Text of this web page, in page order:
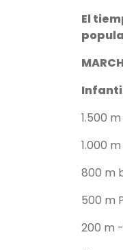
El
1.500
1.000
800 m
500 m
200 m